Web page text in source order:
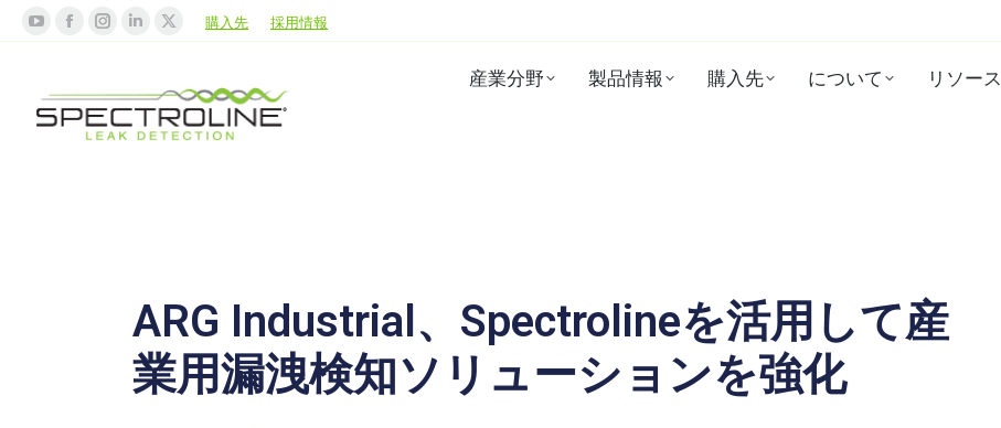
購入先 採用情報
産業分野 製品情報 購入先 について リソース
ARG Industrial、Spectrolineを活用して産
業用漏洩検知ソリューションを強化